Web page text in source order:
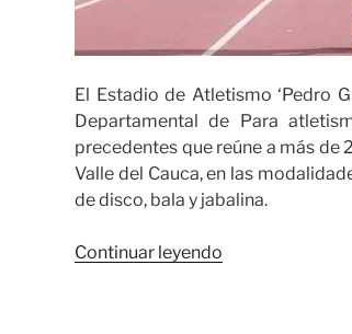
El Estadio de Atletismo ‘Pedro
Departamental de Para
precedentes que reúne a más de
Valle del Cauca, en las
de disco, bala y jabalina.
Continuar leyendo